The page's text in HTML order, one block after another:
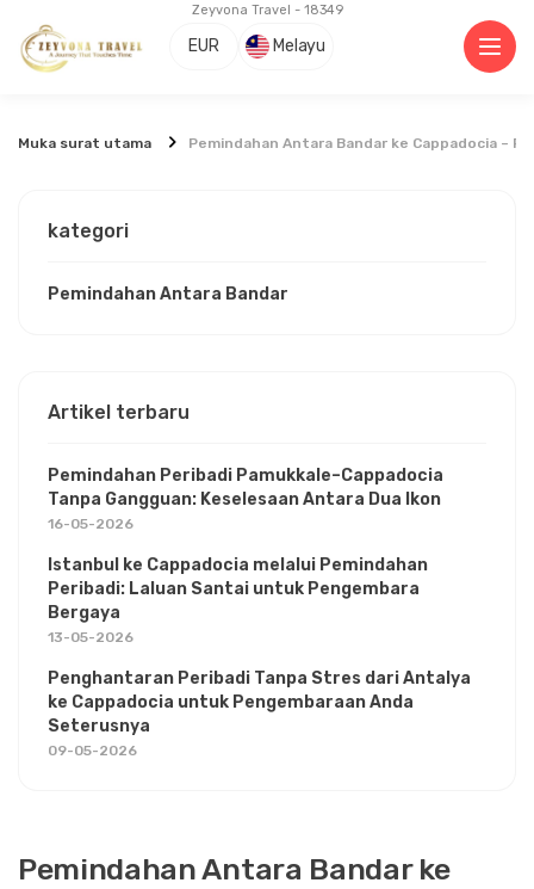
Zeyvona Travel - 18349
EUR Melayu
Muka surat utama Pemindahan Antara Bandar ke Cappadocia –
Pemindahan Antara Bandar ke
kategori
Pemindahan Antara Bandar
Artikel terbaru
Pemindahan Peribadi Pamukkale–Cappadocia
Tanpa Gangguan: Keselesaan Antara Dua Ikon
16-05-2026
Istanbul ke Cappadocia melalui Pemindahan
Peribadi: Laluan Santai untuk Pengembara
Bergaya
13-05-2026
Penghantaran Peribadi Tanpa Stres dari Antalya
ke Cappadocia untuk Pengembaraan Anda
Seterusnya
09-05-2026